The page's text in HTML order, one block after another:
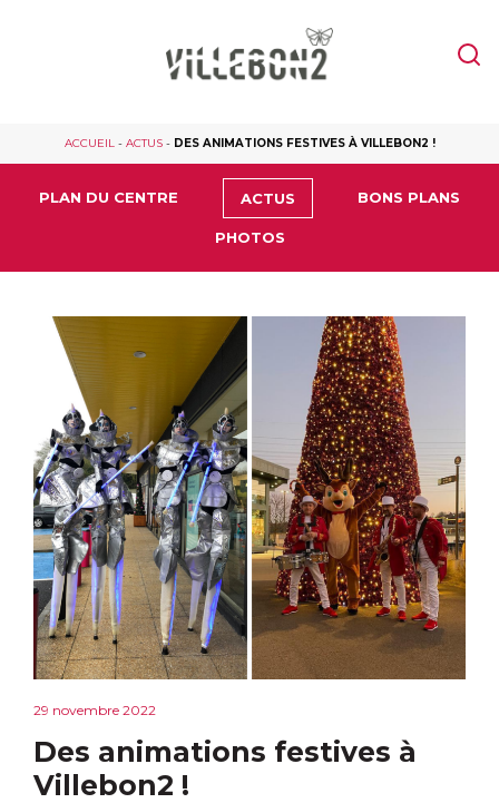
ACCUEIL- ACTUS- DES ANIMATIONS FESTIVES À VILLEBON2 !
PLAN DU CENTRE ACTUS BONS PLANS
PHOTOS
29 novembre 2022
Des animations festives à
Villebon2 !